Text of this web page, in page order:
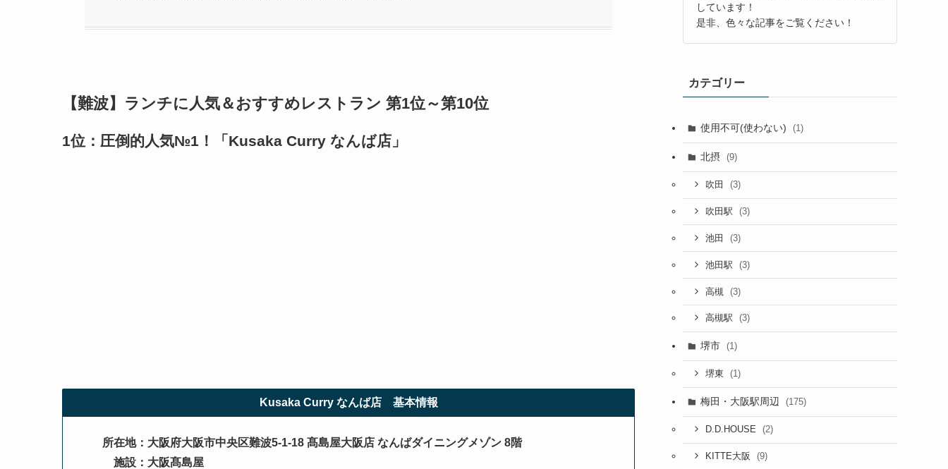
【難波】ランチに人気＆おすすめレストラン 第1位～第10位
1位：圧倒的人気№1！「 Kusaka Curry なんば店 」
Kusaka Curry なんば店 基本情報
所在地：大阪府大阪市中央区難波5-1-18 髙島屋大阪店 なんばダイニングメゾン 8階
施設：大阪髙島屋
しています！
是非、色々な記事をご覧ください！
カテゴリー
使用不可(使わない) (1)
北摂 (9)
吹田 (3)
吹田駅 (3)
池田 (3)
池田駅 (3)
高槻 (3)
高槻駅 (3)
堺市 (1)
堺東 (1)
梅田・大阪駅周辺 (175)
D.D.HOUSE (2)
KITTE大阪 (9)